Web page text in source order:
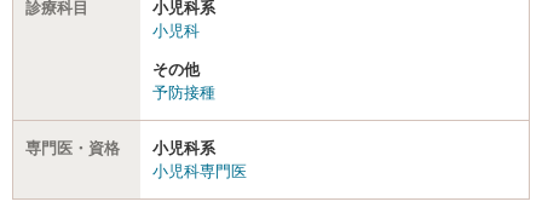
診療科目
小児科系
小児科
その他
予防接種
専門医・資格
小児科系
小児科専門医